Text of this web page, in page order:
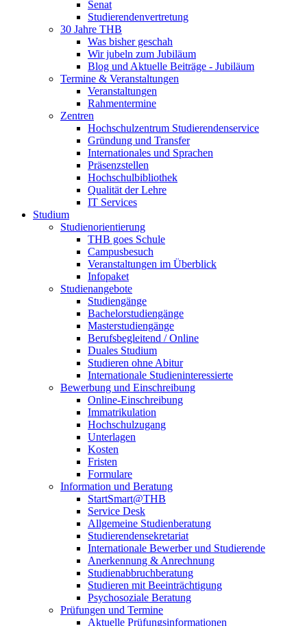
Senat
Studierendenvertretung
30 Jahre THB
Was bisher geschah
Wir jubeln zum Jubiläum
Blog und Aktuelle Beiträge - Jubiläum
Termine & Veranstaltungen
Veranstaltungen
Rahmentermine
Zentren
Hochschulzentrum Studierendenservice
Gründung und Transfer
Internationales und Sprachen
Präsenzstellen
Hochschulbibliothek
Qualität der Lehre
IT Services
Studium
Studienorientierung
THB goes Schule
Campusbesuch
Veranstaltungen im Überblick
Infopaket
Studienangebote
Studiengänge
Bachelorstudiengänge
Masterstudiengänge
Berufsbegleitend / Online
Duales Studium
Studieren ohne Abitur
Internationale Studieninteressierte
Bewerbung und Einschreibung
Online-Einschreibung
Immatrikulation
Hochschulzugang
Unterlagen
Kosten
Fristen
Formulare
Information und Beratung
StartSmart@THB
Service Desk
Allgemeine Studienberatung
Studierendensekretariat
Internationale Bewerber und Studierende
Anerkennung & Anrechnung
Studienabbruchberatung
Studieren mit Beeinträchtigung
Psychosoziale Beratung
Prüfungen und Termine
Aktuelle Prüfungsinformationen